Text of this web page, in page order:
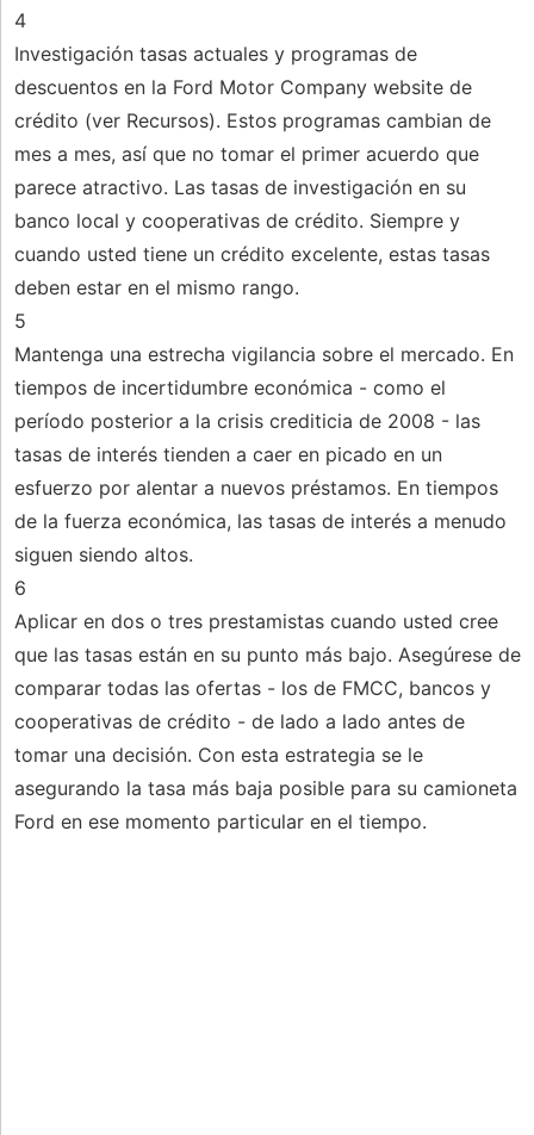
4
Investigación tasas actuales y programas de
descuentos en la Ford Motor Company website de
crédito (ver Recursos). Estos programas cambian de
mes a mes, así que no tomar el primer acuerdo que
parece atractivo. Las tasas de investigación en su
banco local y cooperativas de crédito. Siempre y
cuando usted tiene un crédito excelente, estas tasas
deben estar en el mismo rango.
5
Mantenga una estrecha vigilancia sobre el mercado. En
tiempos de incertidumbre económica - como el
período posterior a la crisis crediticia de 2008 - las
tasas de interés tienden a caer en picado en un
esfuerzo por alentar a nuevos préstamos. En tiempos
de la fuerza económica, las tasas de interés a menudo
siguen siendo altos.
6
Aplicar en dos o tres prestamistas cuando usted cree
que las tasas están en su punto más bajo. Asegúrese de
comparar todas las ofertas - los de FMCC, bancos y
cooperativas de crédito - de lado a lado antes de
tomar una decisión. Con esta estrategia se le
asegurando la tasa más baja posible para su camioneta
Ford en ese momento particular en el tiempo.